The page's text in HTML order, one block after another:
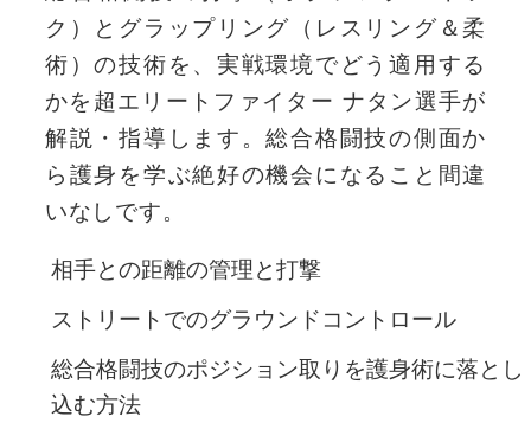
ク）とグラップリング（レスリング＆柔
術）の技術を、実戦環境でどう適用する
かを超エリートファイター ナタン選手が
解説・指導します。総合格闘技の側面か
ら護身を学ぶ絶好の機会になること間違
いなしです。
相手との距離の管理と打撃
ストリートでのグラウンドコントロール
総合格闘技のポジション取りを護身術に落とし
込む方法